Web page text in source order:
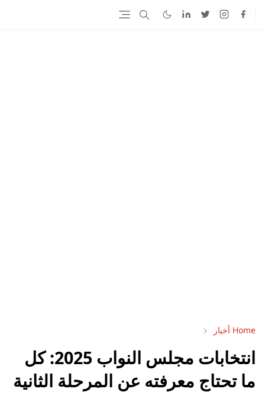
Home أخبار
انتخابات مجلس النواب 2025: كل
ما تحتاج معرفته عن المرحلة الثانية